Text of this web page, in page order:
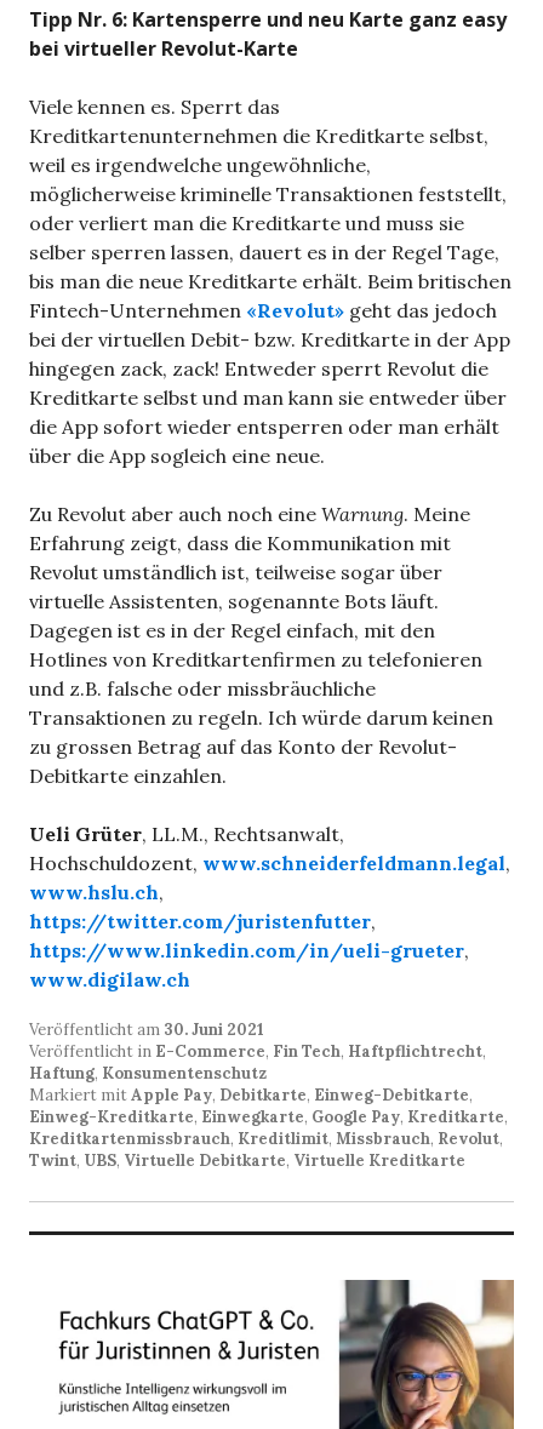
Tipp Nr. 6: Kartensperre und neu Karte ganz easy
bei virtueller Revolut-Karte
Viele kennen es. Sperrt das
Kreditkartenunternehmen die Kreditkarte selbst,
weil es irgendwelche ungewöhnliche,
möglicherweise kriminelle Transaktionen feststellt,
oder verliert man die Kreditkarte und muss sie
selber sperren lassen, dauert es in der Regel Tage,
bis man die neue Kreditkarte erhält. Beim britischen
Fintech-Unternehmen «Revolut» geht das jedoch
bei der virtuellen Debit- bzw. Kreditkarte in der App
hingegen zack, zack! Entweder sperrt Revolut die
Kreditkarte selbst und man kann sie entweder über
die App sofort wieder entsperren oder man erhält
über die App sogleich eine neue.
Zu Revolut aber auch noch eine Warnung. Meine
Erfahrung zeigt, dass die Kommunikation mit
Revolut umständlich ist, teilweise sogar über
virtuelle Assistenten, sogenannte Bots läuft.
Dagegen ist es in der Regel einfach, mit den
Hotlines von Kreditkartenfirmen zu telefonieren
und z.B. falsche oder missbräuchliche
Transaktionen zu regeln. Ich würde darum keinen
zu grossen Betrag auf das Konto der Revolut-
Debitkarte einzahlen.
Ueli Grüter, LL.M., Rechtsanwalt,
Hochschuldozent, www.schneiderfeldmann.legal,
www.hslu.ch,
https://twitter.com/juristenfutter,
https://www.linkedin.com/in/ueli-grueter,
www.digilaw.ch
Veröffentlicht am 30. Juni 2021
Veröffentlicht in E-Commerce, Fin Tech, Haftpflichtrecht,
Haftung, Konsumentenschutz
Markiert mitApple Pay, Debitkarte, Einweg-Debitkarte,
Einweg-Kreditkarte, Einwegkarte, Google Pay, Kreditkarte,
Kreditkartenmissbrauch, Kreditlimit, Missbrauch, Revolut,
Twint, UBS, Virtuelle Debitkarte, Virtuelle Kreditkarte